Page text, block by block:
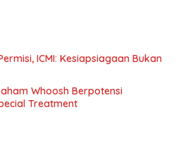
ICMI: Kesiapsiagaan Bukan
Whoosh Berpotensi
Treatment